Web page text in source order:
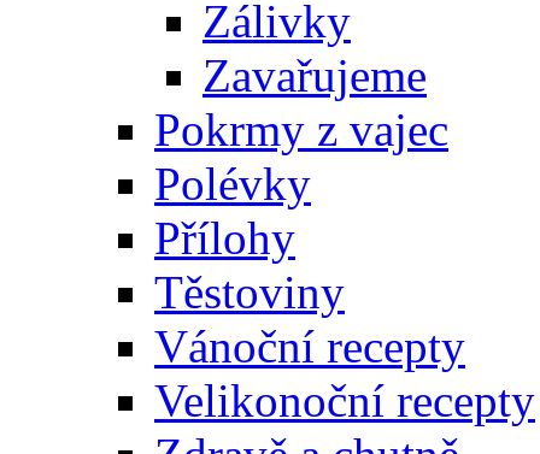
Zálivky
Zavařujeme
Pokrmy z vajec
Polévky
Přílohy
Těstoviny
Vánoční recepty
Velikonoční recepty